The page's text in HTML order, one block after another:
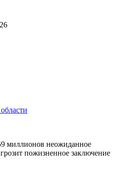
миллионов неожиданное
пожизненное заключение